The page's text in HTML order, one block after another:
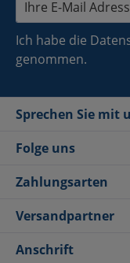
Ich habe die
genommen.
Sprechen Sie mit
Folge uns
Zahlungsarten
Versandpartner
Anschrift